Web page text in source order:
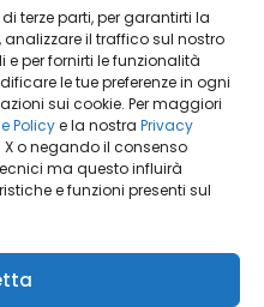
terze parti, per garantirti la
analizzare il traffico sul nostro
e per fornirti le funzionalità
le tue preferenze in ogni
sui cookie. Per maggiori
Policye la nostra Privacy
o negando il consenso
ma questo influirà
e funzioni presenti sul
Youtube
Medio Termine